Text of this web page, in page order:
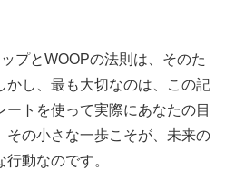
プとWOOPの法則は、そのた
かし、最も大切なのは、この記
トを使って実際にあなたの目
その小さな一歩こそが、未来の
動なのです。